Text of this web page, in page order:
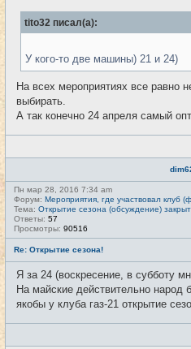
tito32 писал(а):
У кого-то две машины) 21 и 24)
На всех мероприятиях все равно
выбирать.
А так конечно 24 апреля самый
Пн мар 28, 2016 7:34 am
Форум: Мероприятия, где участвовал клуб
Тема: Открытие сезона (обсуждение)
Ответы: 57
Просмотры: 90516
Re: Открытие сезона!
Я за 24 (воскресение, в субботу
На майские действительно народ
якобы у клуба газ-21 открытие